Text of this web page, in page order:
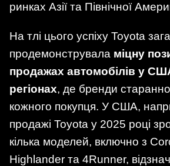
ринках Азії та Північної
На тлі цього успіху Toyota
продемонструвала міцну
продажах автомобілів у
регіонах, де бренди
кожного покупця. У США,
продажі Toyota у 2025 році
кілька моделей, включно з
Highlander та 4Runner,